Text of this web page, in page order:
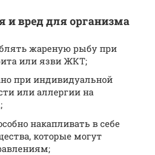
и вред для организма
жареную рыбу при
или язви ЖКТ;
при индивидуальной
или аллергии на
накапливать в себе
которые могут